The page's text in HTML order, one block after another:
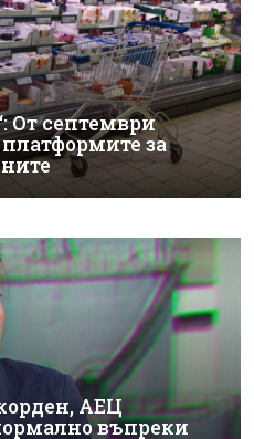
От септември
платформите за
АЕЦ
въпреки